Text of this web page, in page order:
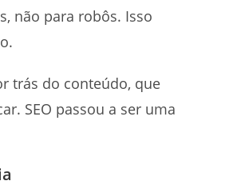
não para robôs. Isso
trás do conteúdo, que
SEO passou a ser uma